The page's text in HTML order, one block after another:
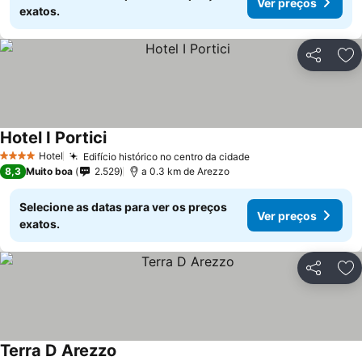
exatos.
Partilhar
4 EstrelasHotel Edifício histórico no centro da cidade
Hotel I Portici
8,3 Muito boa 2.529 a 0.3 km de Arezzo
Selecione as datas para ver os preços
exatos.
Ver preços
Partilhar
Terra D Arezzo